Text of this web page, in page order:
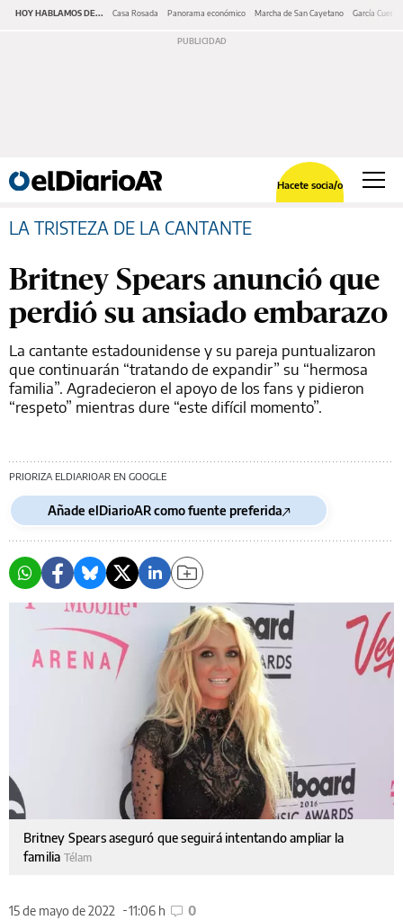
HOY HABLAMOS DE... Casa Rosada Panorama económico Marcha de San Cayetano García Cuerva
Hacete socia/o
LA TRISTEZA DE LA CANTANTE
Britney Spears anunció que
perdió su ansiado embarazo
La cantante estadounidense y su pareja puntualizaron
que continuarán “tratando de expandir” su “hermosa
familia”. Agradecieron el apoyo de los fans y pidieron
“respeto” mientras dure “este difícil momento”.
PRIORIZA ELDIARIOAR EN GOOGLE
Añade elDiarioAR como fuente preferida
Britney Spears aseguró que seguirá intentando ampliar la
familia Télam
15 de mayo de 2022 11:06 h 0